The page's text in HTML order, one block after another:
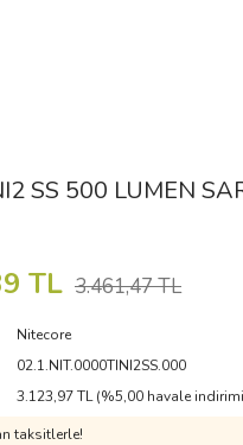
SS 500 LUMEN
TL 3.461,47 TL
Nitecore
02.1.NIT.0000TINI2SS.000
3.123,97 TL (%5,00 havale
taksitlerle!